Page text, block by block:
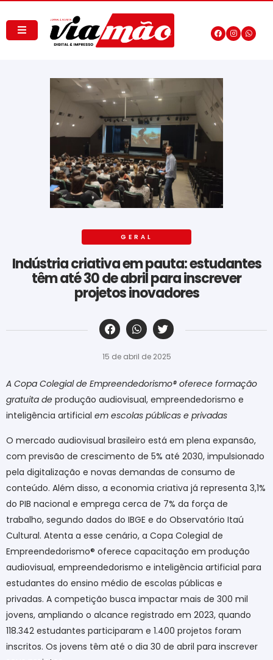
GERAL
Indústria criativa em pauta: estudantes
têm até 30 de abril para inscrever
projetos inovadores
‎ ‎ ‎ ‎ ‎ ‎ ‎ ‎ ‎ ‎ ‎ ‎ ‎ ‎ ‎ ‎ ‎ ‎ ‎ ‎ ‎ ‎ ‎ ‎ ‎ ‎ ‎ ‎ ‎ ‎ ‎
15 de abril de 2025
A Copa Colegial de Empreendedorismo® oferece formação
gratuita de produção audiovisual, empreendedorismo e
inteligência artificial em escolas públicas e privadas
O mercado audiovisual brasileiro está em plena expansão,
com previsão de crescimento de 5% até 2030, impulsionado
pela digitalização e novas demandas de consumo de
conteúdo. Além disso, a economia criativa já representa 3,1%
do PIB nacional e emprega cerca de 7% da força de
trabalho, segundo dados do IBGE e do Observatório Itaú
Cultural. Atenta a esse cenário, a Copa Colegial de
Empreendedorismo® oferece capacitação em produção
audiovisual, empreendedorismo e inteligência artificial para
estudantes do ensino médio de escolas públicas e
privadas. A competição busca impactar mais de 300 mil
jovens, ampliando o alcance registrado em 2023, quando
118.342 estudantes participaram e 1.400 projetos foram
inscritos. Os jovens têm até o dia 30 de abril para inscrever